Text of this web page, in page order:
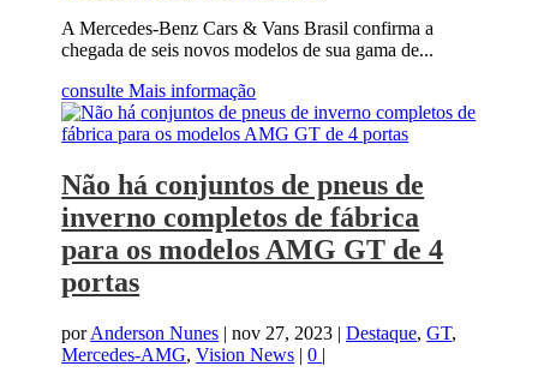
A Mercedes-Benz Cars & Vans Brasil confirma a
chegada de seis novos modelos de sua gama de...
consulte Mais informação
Não há conjuntos de pneus de
inverno completos de fábrica
para os modelos AMG GT de 4
portas
porAnderson Nunes |nov 27, 2023 |Destaque,GT,
Mercedes-AMG,Vision News |0 |